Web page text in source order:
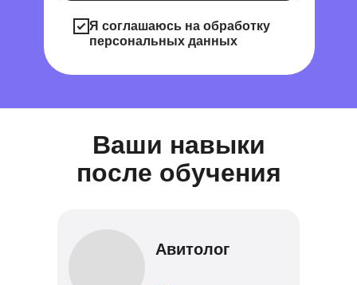
Я соглашаюсь на обработку
персональных данных
Ваши навыки
после обучения
Авитолог